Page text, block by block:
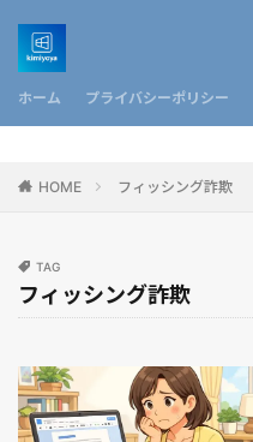
ホーム プライバシーポリシー
HOME フィッシング詐欺
TAG
フィッシング詐欺